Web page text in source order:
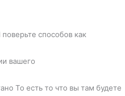
способов как
вашего
То есть то что вы там будете